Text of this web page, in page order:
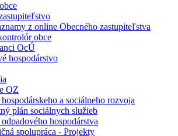
z online Obecného zastupiteľstva
obce
OcÚ
hospodárstvo
OZ
a sociálneho rozvoja
plán sociálnych služieb
hospodárstva
spolupráca - Projekty